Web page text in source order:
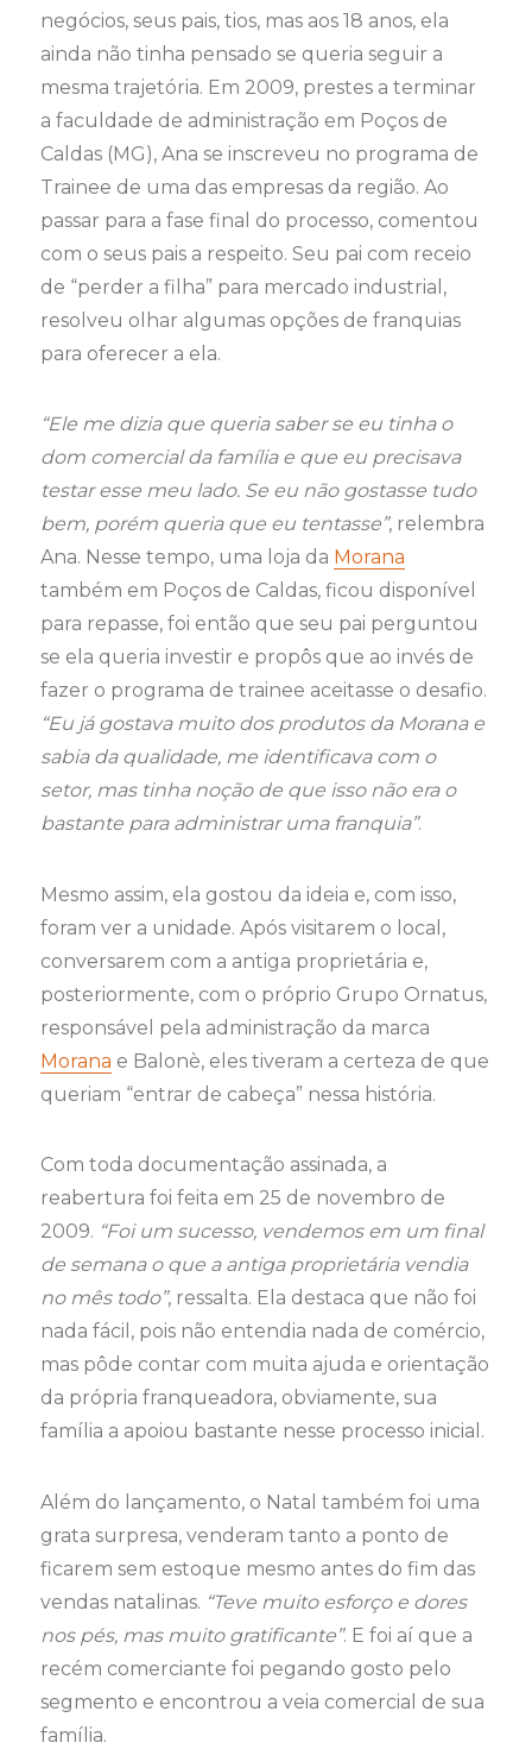
negócios, seus pais, tios, mas aos 18 anos, ela
ainda não tinha pensado se queria seguir a
mesma trajetória. Em 2009, prestes a terminar
a faculdade de administração em Poços de
Caldas (MG), Ana se inscreveu no programa de
Trainee de uma das empresas da região. Ao
passar para a fase final do processo, comentou
com o seus pais a respeito. Seu pai com receio
de “perder a filha” para mercado industrial,
resolveu olhar algumas opções de franquias
para oferecer a ela.
“Ele me dizia que queria saber se eu tinha o
dom comercial da família e que eu precisava
testar esse meu lado. Se eu não gostasse tudo
bem, porém queria que eu tentasse”, relembra
Ana. Nesse tempo, uma loja da Morana
também em Poços de Caldas, ficou disponível
para repasse, foi então que seu pai perguntou
se ela queria investir e propôs que ao invés de
fazer o programa de trainee aceitasse o desafio.
“Eu já gostava muito dos produtos da Morana e
sabia da qualidade, me identificava com o
setor, mas tinha noção de que isso não era o
bastante para administrar uma franquia”.
Mesmo assim, ela gostou da ideia e, com isso,
foram ver a unidade. Após visitarem o local,
conversarem com a antiga proprietária e,
posteriormente, com o próprio Grupo Ornatus,
responsável pela administração da marca
Morana e Balonè, eles tiveram a certeza de que
queriam “entrar de cabeça” nessa história.
Com toda documentação assinada, a
reabertura foi feita em 25 de novembro de
2009. “Foi um sucesso, vendemos em um final
de semana o que a antiga proprietária vendia
no mês todo”, ressalta. Ela destaca que não foi
nada fácil, pois não entendia nada de comércio,
mas pôde contar com muita ajuda e orientação
da própria franqueadora, obviamente, sua
família a apoiou bastante nesse processo inicial.
Além do lançamento, o Natal também foi uma
grata surpresa, venderam tanto a ponto de
ficarem sem estoque mesmo antes do fim das
vendas natalinas. “Teve muito esforço e dores
nos pés, mas muito gratificante”. E foi aí que a
recém comerciante foi pegando gosto pelo
segmento e encontrou a veia comercial de sua
família.